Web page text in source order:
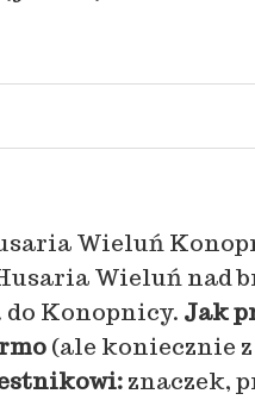
Wieluń
Wieluń nad
do Konopnicy. Jak
(ale koniecznie
znaczek,